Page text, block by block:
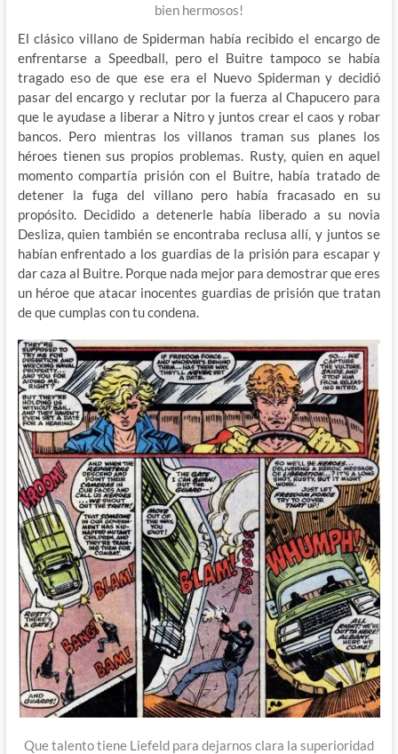
bien hermosos!
El clásico villano de Spiderman había recibido el encargo de
enfrentarse a Speedball, pero el Buitre tampoco se había
tragado eso de que ese era el Nuevo Spiderman y decidió
pasar del encargo y reclutar por la fuerza al Chapucero para
que le ayudase a liberar a Nitro y juntos crear el caos y robar
bancos. Pero mientras los villanos traman sus planes los
héroes tienen sus propios problemas. Rusty, quien en aquel
momento compartía prisión con el Buitre, había tratado de
detener la fuga del villano pero había fracasado en su
propósito. Decidido a detenerle había liberado a su novia
Desliza, quien también se encontraba reclusa allí, y juntos se
habían enfrentado a los guardias de la prisión para escapar y
dar caza al Buitre. Porque nada mejor para demostrar que eres
un héroe que atacar inocentes guardias de prisión que tratan
de que cumplas con tu condena.
Que talento tiene Liefeld para dejarnos clara la superioridad